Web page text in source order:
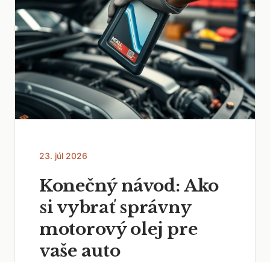
23. júl 2026
Konečný návod: Ako
si vybrať správny
motorový olej pre
vaše auto